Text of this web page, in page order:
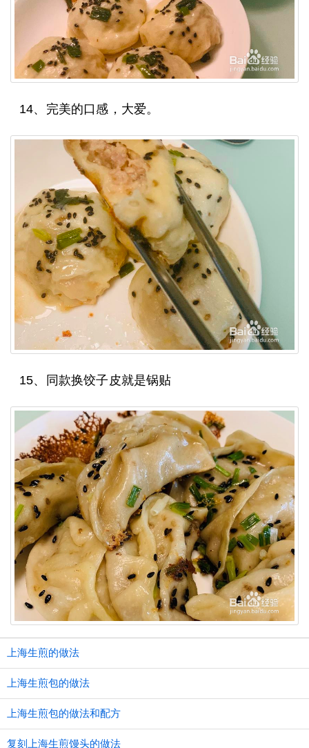
14、完美的口感，大爱。
15、同款换饺子皮就是锅贴
上海生煎的做法
上海生煎包的做法
上海生煎包的做法和配方
复刻上海生煎馒头的做法